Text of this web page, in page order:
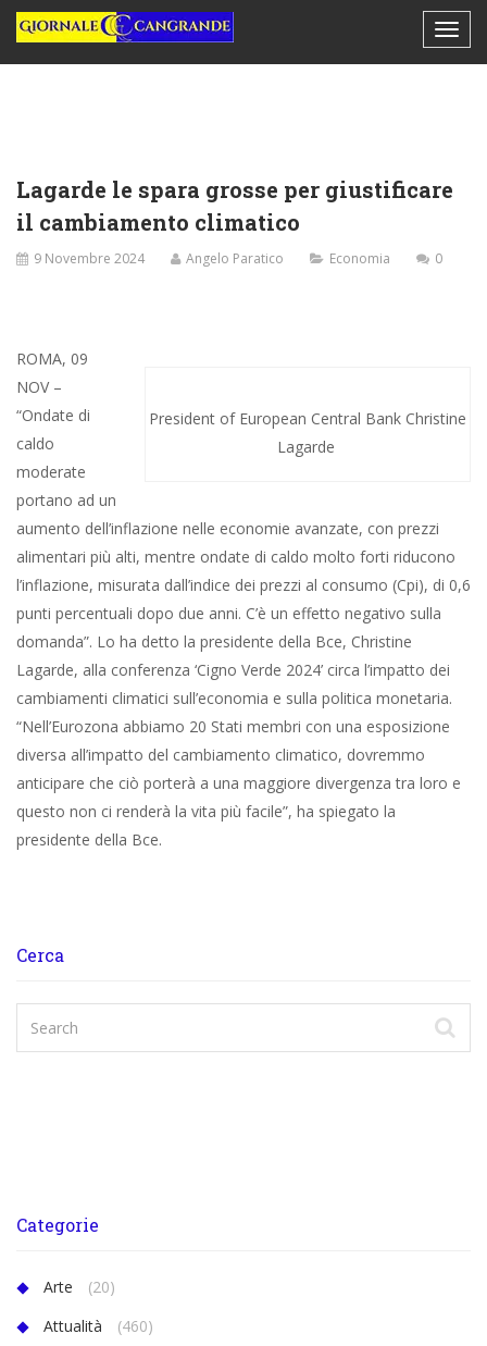
Lagarde le spara grosse per giustificare
il cambiamento climatico
9 Novembre 2024 Angelo Paratico Economia 0
President of European Central Bank Christine
Lagarde
ROMA, 09
NOV –
“Ondate di
caldo
moderate
portano ad un
aumento dell’inflazione nelle economie avanzate, con prezzi
alimentari più alti, mentre ondate di caldo molto forti riducono
l’inflazione, misurata dall’indice dei prezzi al consumo (Cpi), di 0,6
punti percentuali dopo due anni. C’è un effetto negativo sulla
domanda”. Lo ha detto la presidente della Bce, Christine
Lagarde, alla conferenza ‘Cigno Verde 2024’ circa l’impatto dei
cambiamenti climatici sull’economia e sulla politica monetaria.
“Nell’Eurozona abbiamo 20 Stati membri con una esposizione
diversa all’impatto del cambiamento climatico, dovremmo
anticipare che ciò porterà a una maggiore divergenza tra loro e
questo non ci renderà la vita più facile”, ha spiegato la
presidente della Bce.
Cerca
Categorie
Arte
(20)
Attualità
(460)